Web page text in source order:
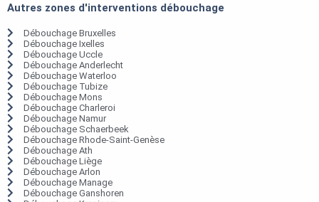
Autres zones d'interventions débouchage
Débouchage Bruxelles
Débouchage Ixelles
Débouchage Uccle
Débouchage Anderlecht
Débouchage Waterloo
Débouchage Tubize
Débouchage Mons
Débouchage Charleroi
Débouchage Namur
Débouchage Schaerbeek
Débouchage Rhode-Saint-Genèse
Débouchage Ath
Débouchage Liège
Débouchage Arlon
Débouchage Manage
Débouchage Ganshoren